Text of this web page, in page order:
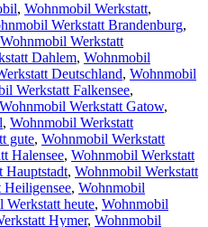
, Wohnmobil Werkstatt,
Werkstatt Brandenburg,
Wohnmobil Werkstatt
Dahlem, Wohnmobil
Deutschland, Wohnmobil
Werkstatt Falkensee,
Wohnmobil Werkstatt Gatow,
, Wohnmobil Werkstatt
gute, Wohnmobil Werkstatt
Halensee, Wohnmobil Werkstatt
Hauptstadt, Wohnmobil Werkstatt
, Wohnmobil
Werkstatt heute, Wohnmobil
Hymer, Wohnmobil